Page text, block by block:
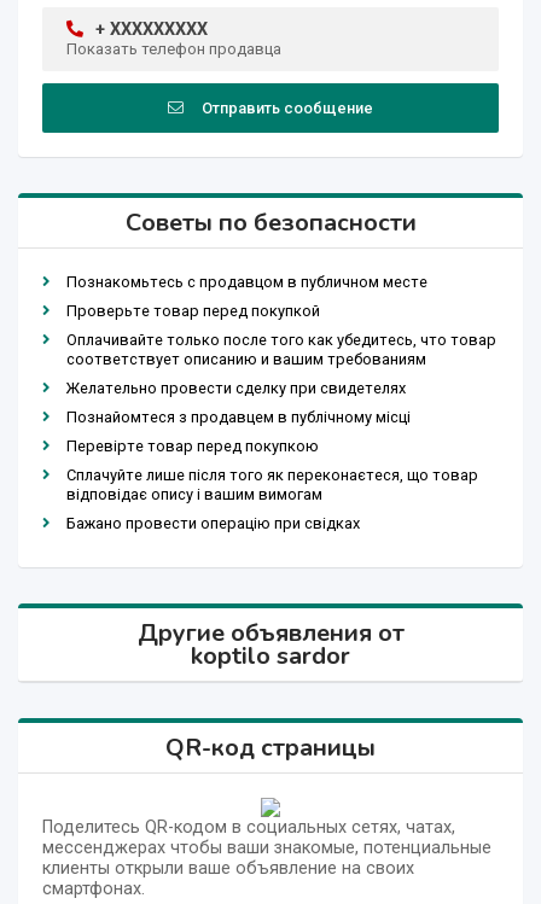
+ XXXXXXXXX
Показать телефон продавца
Отправить сообщение
Советы по безопасности
Познакомьтесь с продавцом в публичном месте
Проверьте товар перед покупкой
Оплачивайте только после того как убедитесь, что товар
соответствует описанию и вашим требованиям
Желательно провести сделку при свидетелях
Познайомтеся з продавцем в публічному місці
Перевірте товар перед покупкою
Сплачуйте лише після того як переконаєтеся, що товар
відповідає опису і вашим вимогам
Бажано провести операцію при свідках
Другие объявления от
koptilo sardor
QR-код страницы
Поделитесь QR-кодом в социальных сетях, чатах,
мессенджерах чтобы ваши знакомые, потенциальные
клиенты открыли ваше объявление на своих
смартфонах.